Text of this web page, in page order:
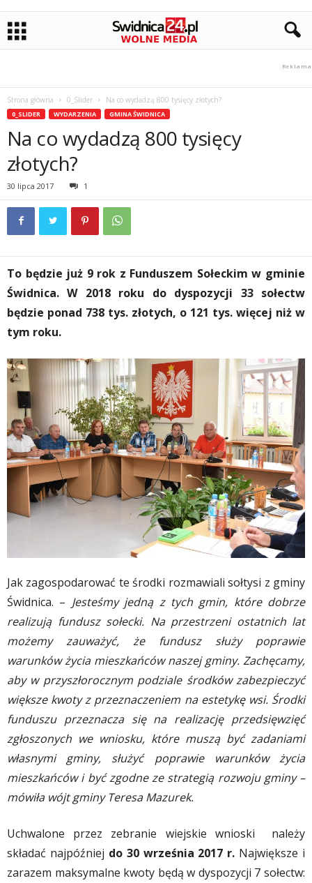
Strona główna 0_Slider Na co wydadzą 800 tysięcy złotych?
0_SLIDER WYDARZENIA GMINA ŚWIDNICA
Na co wydadzą 800 tysięcy
złotych?
30 lipca 2017 1
To będzie już 9 rok z Funduszem Sołeckim w gminie
Świdnica. W 2018 roku do dyspozycji 33 sołectw
będzie ponad 738 tys. złotych, o 121 tys. więcej niż w
tym roku.
Jak zagospodarować te środki rozmawiali sołtysi z gminy
Świdnica. – Jesteśmy jedną z tych gmin, które dobrze
realizują fundusz sołecki. Na przestrzeni ostatnich lat
możemy zauważyć, że fundusz służy poprawie
warunków życia mieszkańców naszej gminy. Zachęcamy,
aby w przyszłorocznym podziale środków zabezpieczyć
większe kwoty z przeznaczeniem na estetykę wsi. Środki
funduszu przeznacza się na realizację przedsięwzięć
zgłoszonych we wniosku, które muszą być zadaniami
własnymi gminy, służyć poprawie warunków życia
mieszkańców i być zgodne ze strategią rozwoju gminy –
mówiła wójt gminy Teresa Mazurek.
Uchwalone przez zebranie wiejskie wnioski należy
składać najpóźniej do 30 września 2017 r. Największe i
zarazem maksymalne kwoty będą w dyspozycji 7 sołectw: